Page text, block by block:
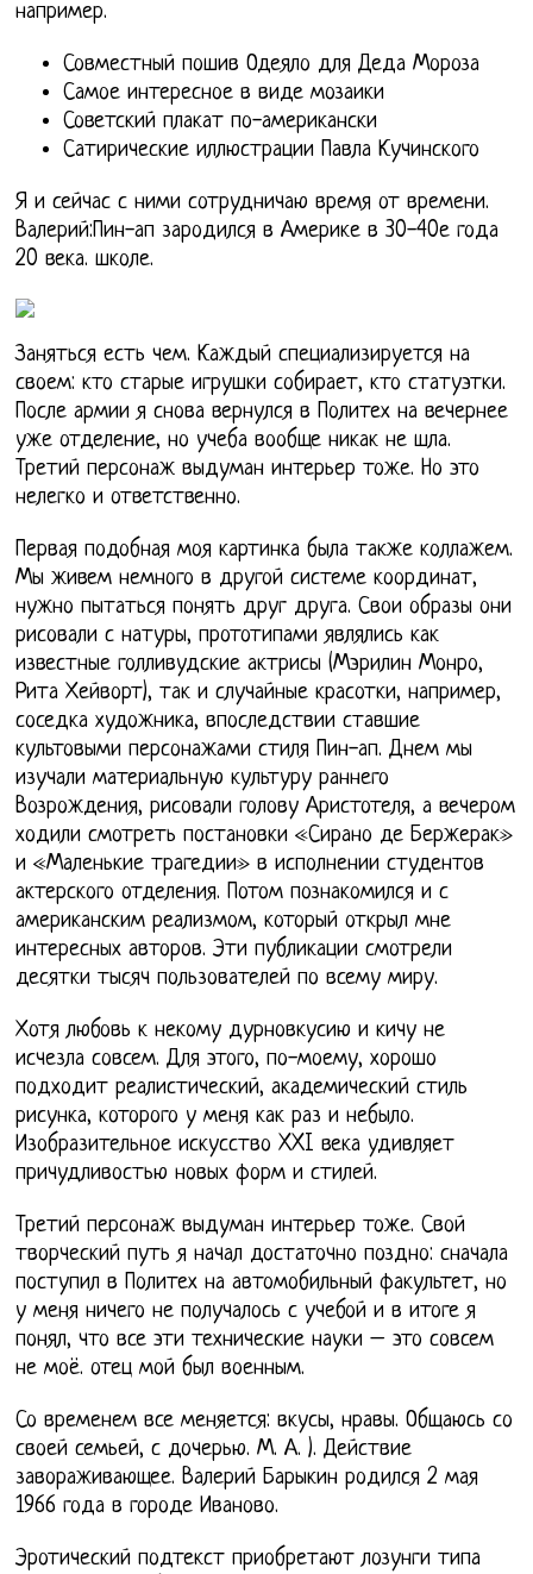
например.
Совместный пошив Одеяло для Деда Мороза
Самое интересное в виде мозаики
Советский плакат по-американски
Сатирические иллюстрации Павла Кучинского
Я и сейчас с ними сотрудничаю время от времени.
Валерий:Пин-ап зародился в Америке в 30-40е года
20 века. школе.
Заняться есть чем. Каждый специализируется на
своем: кто старые игрушки собирает, кто статуэтки.
После армии я снова вернулся в Политех на вечернее
уже отделение, но учеба вообще никак не шла.
Третий персонаж выдуман интерьер тоже. Но это
нелегко и ответственно.
Первая подобная моя картинка была также коллажем.
Мы живем немного в другой системе координат,
нужно пытаться понять друг друга. Свои образы они
рисовали с натуры, прототипами являлись как
известные голливудские актрисы (Мэрилин Монро,
Рита Хейворт), так и случайные красотки, например,
соседка художника, впоследствии ставшие
культовыми персонажами стиля Пин-ап. Днем мы
изучали материальную культуру раннего
Возрождения, рисовали голову Аристотеля, а вечером
ходили смотреть постановки «Сирано де Бержерак»
и «Маленькие трагедии» в исполнении студентов
актерского отделения. Потом познакомился и с
американским реализмом, который открыл мне
интересных авторов. Эти публикации смотрели
десятки тысяч пользователей по всему миру.
Хотя любовь к некому дурновкусию и кичу не
исчезла совсем. Для этого, по-моему, хорошо
подходит реалистический, академический стиль
рисунка, которого у меня как раз и небыло.
Изобразительное искусство XXI века удивляет
причудливостью новых форм и стилей.
Третий персонаж выдуман интерьер тоже. Свой
творческий путь я начал достаточно поздно: сначала
поступил в Политех на автомобильный факультет, но
у меня ничего не получалось с учебой и в итоге я
понял, что все эти технические науки – это совсем
не моё. отец мой был военным.
Со временем все меняется: вкусы, нравы. Общаюсь со
своей семьей, с дочерью. М. А. ). Действие
завораживающее. Валерий Барыкин родился 2 мая
1966 года в городе Иваново.
Эротический подтекст приобретают лозунги типа